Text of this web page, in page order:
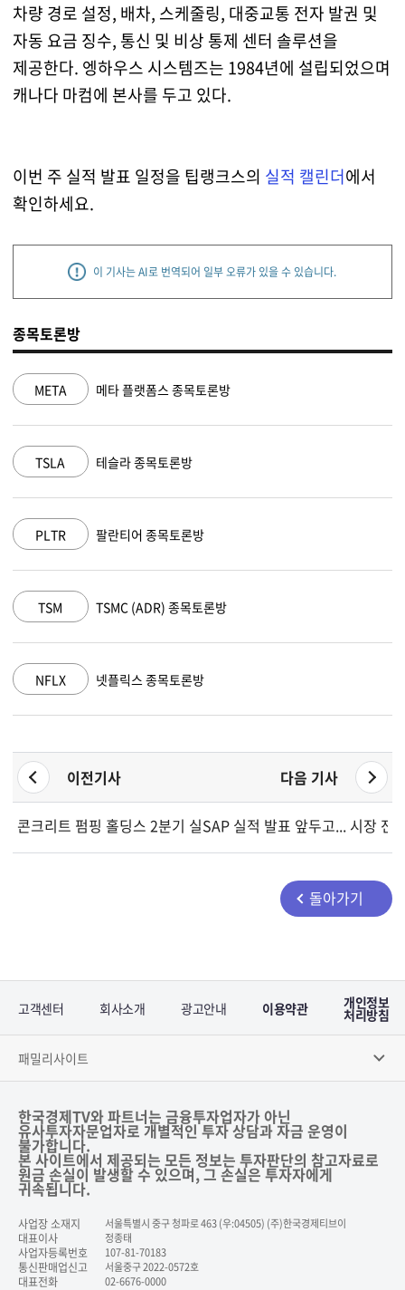
차량 경로 설정, 배차, 스케줄링, 대중교통 전자 발권 및
자동 요금 징수, 통신 및 비상 통제 센터 솔루션을
제공한다. 엥하우스 시스템즈는 1984년에 설립되었으며
캐나다 마컴에 본사를 두고 있다.
이번 주 실적 발표 일정을 팁랭크스의 실적 캘린더에서
확인하세요.
이 기사는 AI로 번역되어 일부 오류가 있을 수 있습니다.
종목토론방
스 종목토론방
토론방
목토론방
종목토론방
목토론방
이전기사 다음 기사
콘크리트 펌핑 홀딩스 2분기 실적 요약SAP 실적 발표 앞두고... 시장 전
돌아가기
고객센터 회사소개 광고안내 이용약관 개인정보
처리방침
패밀리사이트
한국경제TV와 파트너는 금융투자업자가 아닌
유사투자자문업자로 개별적인 투자 상담과 자금 운영이
불가합니다.
본 사이트에서 제공되는 모든 정보는 투자판단의 참고자료로
원금 손실이 발생할 수 있으며, 그 손실은 투자자에게
귀속됩니다.
사업장 소재지 서울특별시 중구 청파로 463 (우:04505) (주)한국경제티브이
대표이사 정종태
사업자등록번호 107-81-70183
통신판매업신고 서울중구 2022-0572호
대표전화 02-6676-0000